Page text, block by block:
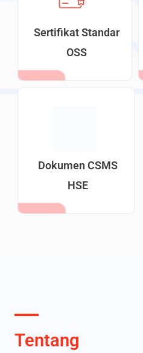
Sertifikat Standar
OSS
Dokumen CSMS
HSE
Tentang